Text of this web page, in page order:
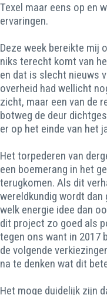
Texel maar eens op en
ervaringen.
Deze week bereikte mij
niks terecht komt van
en dat is slecht nieuws
overheid had wellicht
zicht, maar een van de
botweg de deur
er op het einde van het
Het torpederen van
een boemerang in het
terugkomen. Als dit
wereldkundig wordt dan
welk energie idee dan
dit project zo goed als
tegen ons want in 2017
de volgende
na te denken wat dit
Het moge duidelijk zijn